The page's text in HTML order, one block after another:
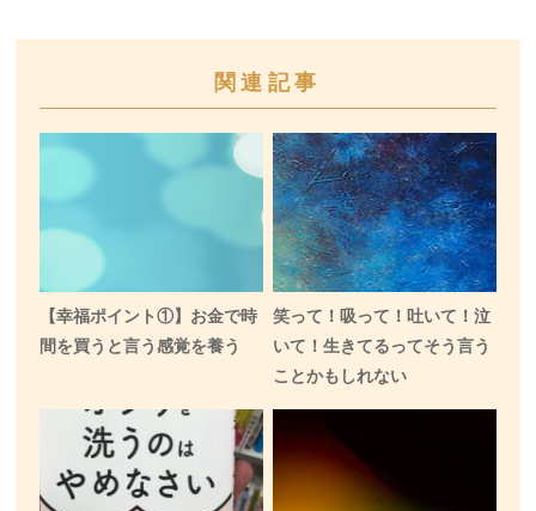
関連記事
【幸福ポイント①】お金で時
間を買うと言う感覚を養う
笑って！吸って！吐いて！泣
いて！生きてるってそう言う
ことかもしれない